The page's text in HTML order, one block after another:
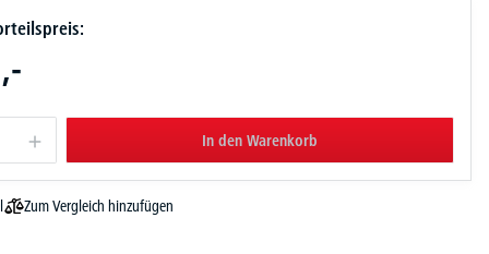
In den Warenkorb
Zum Vergleich hinzufügen